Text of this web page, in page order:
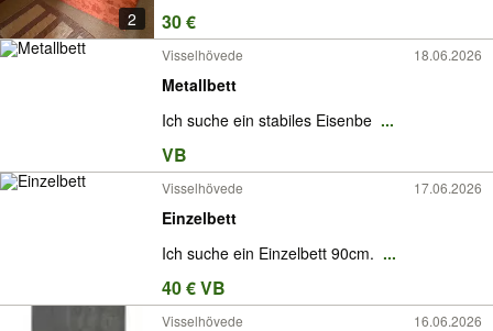
2 30 €
Visselhövede 18.06.2026
Metallbett
Ich suche ein stabiles Eisenbe ...
VB
Visselhövede 17.06.2026
Einzelbett
Ich suche ein Einzelbett 90cm. ...
40 € VB
Visselhövede 16.06.2026